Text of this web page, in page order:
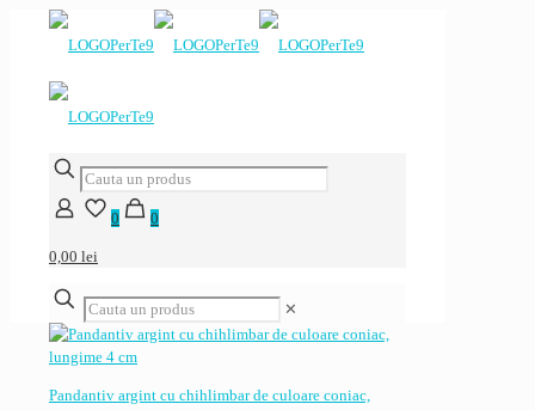
0 0
0,00 lei
✕
Pandantiv argint cu chihlimbar de culoare coniac,